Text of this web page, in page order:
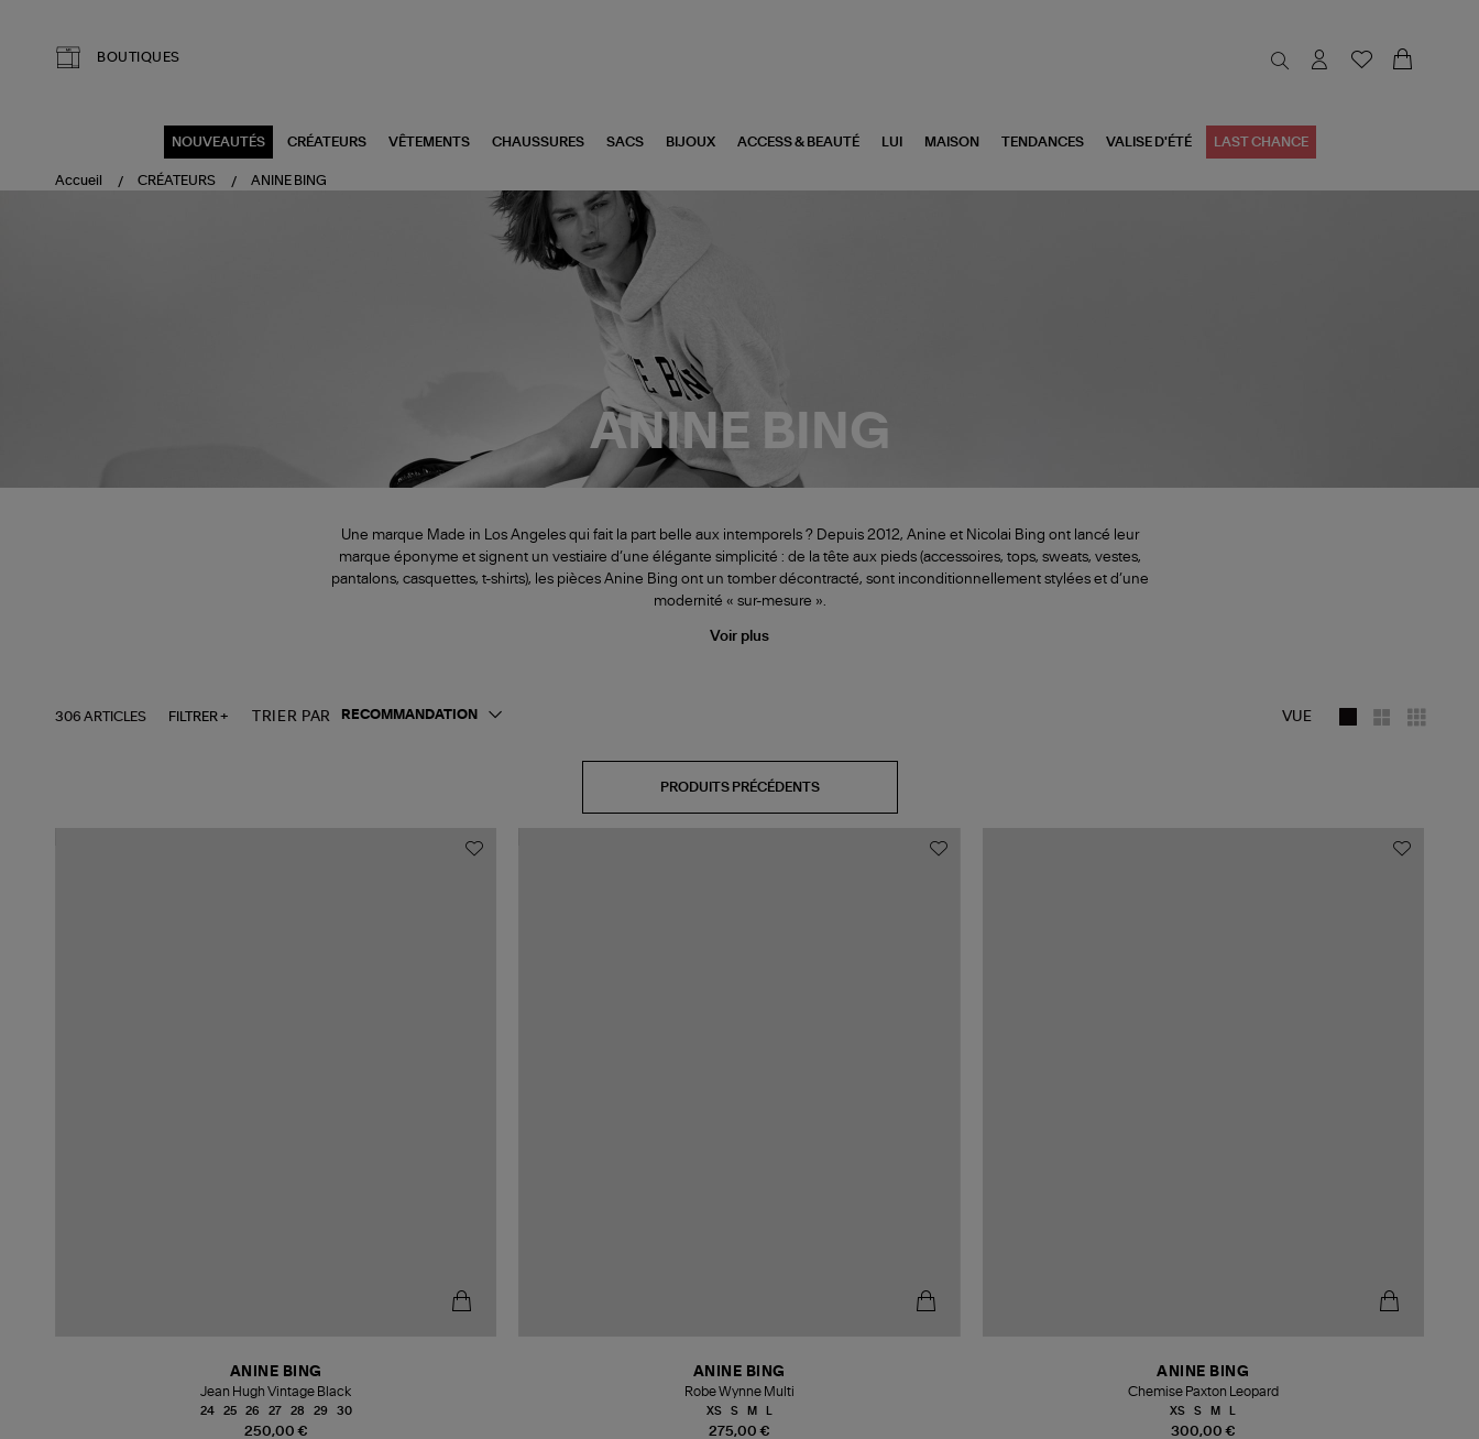
BOUTIQUES
NOUVEAUTÉS CRÉATEURS VÊTEMENTS CHAUSSURES SACS BIJOUX ACCESS & BEAUTÉ LUI MAISON TENDANCES VALISE D'ÉTÉ LAST CHANCE
Accueil CRÉATEURS ANINE BING
ANINE BING
Une marque Made in Los Angeles qui fait la part belle aux intemporels ? Depuis 2012, Anine et Nicolai Bing ont lancé leur
marque éponyme et signent un vestiaire d’une élégante simplicité : de la tête aux pieds (accessoires, tops, sweats, vestes,
pantalons, casquettes, t-shirts), les pièces Anine Bing ont un tomber décontracté, sont inconditionnellement stylées et d’une
modernité « sur-mesure ».
Voir plus
306 ARTICLES FILTRER + TRIER PAR VUE
PRODUITS PRÉCÉDENTS
250,00 €
ANINE BING
Jean Hugh Vintage Black
24 25 26 27 28 29 30
275,00 €
ANINE BING
Robe Wynne Multi
XS S M
300,00 €
ANINE BING
Chemise Paxton Leopard
XS S M